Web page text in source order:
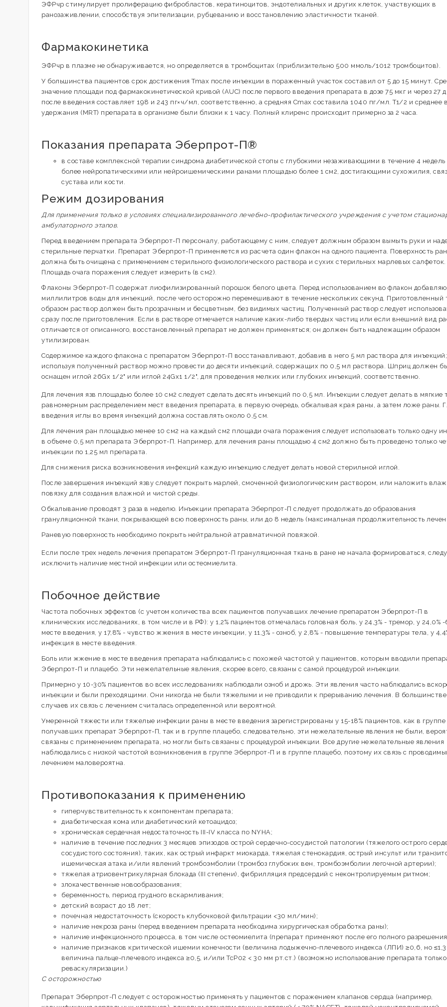
ЭФРчр стимулирует пролиферацию фибробластов, кератиноцитов, эндотелиальных и других клеток, участвующих в
ранозаживлении, способствуя эпителизации, рубцеванию и восстановлению эластичности тканей.
Фармакокинетика
ЭФРчр в плазме не обнаруживается, но определяется в тромбоцитах (приблизительно 500 ммоль/1012 тромбоцитов).
У большинства пациентов срок достижения Tmax после инъекции в пораженный участок составил от 5 до 15 минут.
значение площади под фармакокинетической кривой (AUC) после первого введения препарата в дозе 75 мкг и через 27
после введения составляет 198 и 243 пг×ч/мл, соответственно, а средняя Сmах составила 1040 пг/мл. T1/2 и среднее
удержания (MRT) препарата в организме были близки к 1 часу. Полный клиренс происходит примерно за 2 часа.
Показания препарата Эберпрот-П®
в составе комплексной терапии синдрома диабетической стопы с глубокими незаживающими в течение 4 недель
более нейропатическими или нейроишемическими ранами площадью более 1 см2, достигающими сухожилия,
сустава или кости.
Режим дозирования
Для применения только в условиях специализированного лечебно-профилактического учреждения с учетом
амбулаторного этапов.
Перед введением препарата Эберпрот-П персоналу, работающему с ним, следует должным образом вымыть руки и
стерильные перчатки. Препарат Эберпрот-П применяется из расчета один флакон на одного пациента. Поверхность
должна быть очищена с применением стерильного физиологического раствора и сухих стерильных марлевых салфеток.
Площадь очага поражения следует измерить (в см2).
Флаконы Эберпрот-П содержат лиофилизированный порошок белого цвета. Перед использованием во флакон
миллилитров воды для инъекций, после чего осторожно перемешивают в течение нескольких секунд. Приготовленный
образом раствор должен быть прозрачным и бесцветным, без видимых частиц. Полученный раствор следует
сразу после приготовления. Если в растворе отмечается наличие каких-либо твердых частиц или если внешний вид
отличается от описанного, восстановленный препарат не должен применяться; он должен быть надлежащим образом
утилизирован.
Содержимое каждого флакона с препаратом Эберпрот-П восстанавливают, добавив в него 5 мл раствора для инъекций;
используя полученный раствор можно провести до десяти инъекций, содержащих по 0,5 мл раствора. Шприц должен
оснащен иглой 26Gx 1/2" или иглой 24Gx1 1/2", для проведения мелких или глубоких инъекций, соответственно.
Для лечения язв площадью более 10 см2 следует сделать десять инъекций по 0,5 мл. Инъекции следует делать в мягкие
равномерным распределением мест введения препарата, в первую очередь, обкалывая края раны, а затем ложе раны.
введения иглы во время инъекций должна составлять около 0,5 см.
Для лечения ран площадью менее 10 см2 на каждый см2 площади очага поражения следует использовать только одну
в объеме 0,5 мл препарата Эберпрот-П. Например, для лечения раны площадью 4 см2 должно быть проведено только
инъекции по 1,25 мл препарата.
Для снижения риска возникновения инфекций каждую инъекцию следует делать новой стерильной иглой.
После завершения инъекций язву следует покрыть марлей, смоченной физиологическим раствором, или наложить
повязку для создания влажной и чистой среды.
Обкалывание проводят 3 раза в неделю. Инъекции препарата Эберпрот-П следует продолжать до образования
грануляционной ткани, покрывающей всю поверхность раны, или до 8 недель (максимальная продолжительность
Раневую поверхность необходимо покрыть нейтральной атравматичной повязкой.
Если после трех недель лечения препаратом Эберпрот-П грануляционная ткань в ране не начала формироваться,
исключить наличие местной инфекции или остеомиелита.
Побочное действие
Частота побочных эффектов (с учетом количества всех пациентов получавших лечение препаратом Эберпрот-П в
клинических исследованиях, в том числе и в РФ): у 1,2% пациентов отмечалась головная боль, у 24,3% - тремор, у 24,0% -
месте введения, у 17,8% - чувство жжения в месте инъекции, у 11,3% - озноб, у 2,8% - повышение температуры тела, у
инфекция в месте введения.
Боль или жжение в месте введения препарата наблюдались с похожей частотой у пациентов, которым вводили
Эберпрот-П и плацебо. Эти нежелательные явления, скорее всего, связаны с самой процедурой инъекции.
Примерно у 10-30% пациентов во всех исследованиях наблюдали озноб и дрожь. Эти явления часто наблюдались
инъекции и были преходящими. Они никогда не были тяжелыми и не приводили к прерыванию лечения. В большинстве
случаев их связь с лечением считалась определенной или вероятной.
Умеренной тяжести или тяжелые инфекции раны в месте введения зарегистрированы у 15-18% пациентов, как в группе
получавших препарат Эберпрот-П, так и в группе плацебо, следовательно, эти нежелательные явления не были,
связаны с применением препарата, но могли быть связаны с процедурой инъекции. Все другие нежелательные явления
наблюдались с низкой частотой возникновения в группе Эберпрот-П и в группе плацебо, поэтому их связь с
лечением маловероятна.
Противопоказания к применению
гиперчувствительность к компонентам препарата;
диабетическая кома или диабетический кетоацидоз;
хроническая сердечная недостаточность III-IV класса по NYHA;
наличие в течение последних 3 месяцев эпизодов острой сердечно-сосудистой патологии (тяжелого острого
сосудистого состояния), таких, как острый инфаркт миокарда, тяжелая стенокардия, острый инсульт или
ишемическая атака и/или явлений тромбоэмболии (тромбоз глубоких вен, тромбоэмболии легочной артерии);
тяжелая атриовентрикулярная блокада (III степени), фибрилляция предсердий с неконтролируемым ритмом;
злокачественные новообразования;
беременность, период грудного вскармливания;
детский возраст до 18 лет;
почечная недостаточность (скорость клубочковой фильтрации <30 мл/мин);
наличие некроза раны (перед введением препарата необходима хирургическая обработка раны);
наличие инфекционного процесса, в том числе остеомиелита (препарат применяют после его полного
наличие признаков критической ишемии конечности (величина лодыжечно-плечевого индекса (ЛПИ) ≥0,6, но
величина пальце-плечевого индекса ≥0,5, и/или ТсР02 < 30 мм рт.ст.) (возможно использование препарата
реваскуляризации.)
С осторожностью
Препарат Эберпрот-П следует с осторожностью применять у пациентов с поражением клапанов сердца (например,